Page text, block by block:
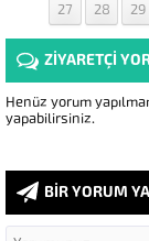
27 28 29
ZİYARETÇİ
Henüz yorum
yapabilirsiniz.
BİR YORUM